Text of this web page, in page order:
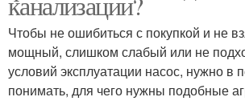
Чтобы не ошибиться с покупкой и не
мощный, слишком слабый или не
условий эксплуатации насос, нужно в
понимать, для чего нужны подобные